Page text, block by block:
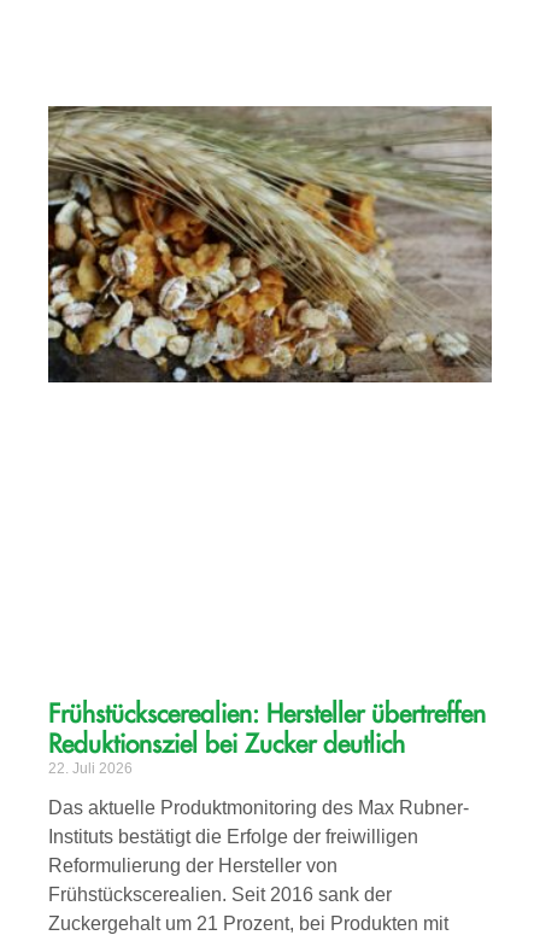
Frühstückscerealien: Hersteller übertreffen
Reduktionsziel bei Zucker deutlich
22. Juli 2026
Das aktuelle Produktmonitoring des Max Rubner-
Instituts bestätigt die Erfolge der freiwilligen
Reformulierung der Hersteller von
Frühstückscerealien. Seit 2016 sank der
Zuckergehalt um 21 Prozent, bei Produkten mit